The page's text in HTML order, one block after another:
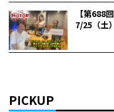
【第688
7/25（土
PICKUP